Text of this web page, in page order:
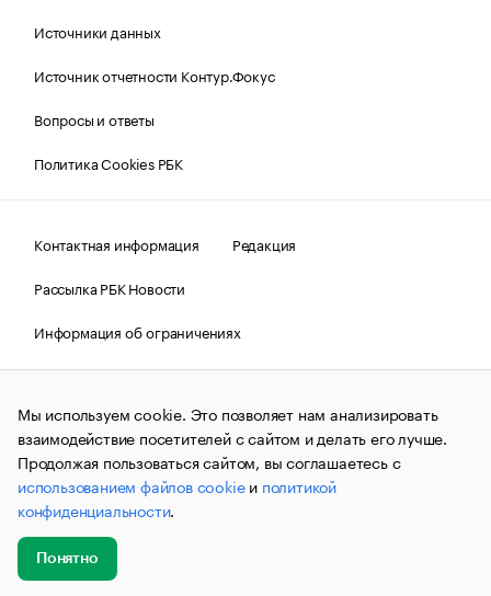
Источники данных
Источник отчетности Контур.Фокус
Вопросы и ответы
Политика Cookies РБК
Контактная информация
Редакция
Рассылка РБК Новости
Информация об ограничениях
Правовая информация
О соблюдении авторских прав
© АО «РОСБИЗНЕСКОНСАЛТИНГ»,1995–2026.Сообщения
и материалы информационного агентства «РБК»
(зарегистрировано Федеральной службой по надзору в сфере
связи, информационных технологий и массовых
коммуникаций (Роскомнадзор) 09.12.2015 за номером ИА
№ФС77-63848) сопровождаются пометкой «РБК». Отдельные
публикации могут содержать информацию,
не предназначенную для пользователей
до 18 лет.
Мы используем cookie. Это позволяет нам анализировать
взаимодействие посетителей с сайтом и делать его лучше.
Продолжая пользоваться сайтом, вы соглашаетесь с
использованием файлов cookieи политикой
конфиденциальности.
Понятно